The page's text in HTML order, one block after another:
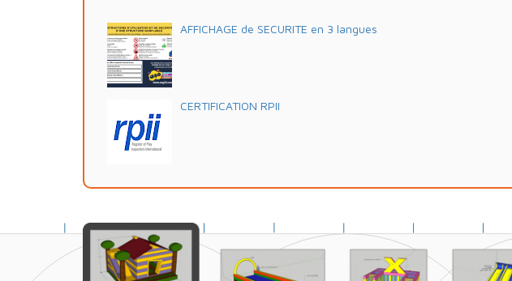
AFFICHAGE de SECURITE en 3 langues
CERTIFICATION RPII